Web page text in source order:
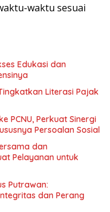
waktu sesuai
Edukasi dan
Literasi Pajak
PCNU, Perkuat Sinergi
Persoalan Sosial
dan
Pelayanan untuk
Putrawan:
dan Perang